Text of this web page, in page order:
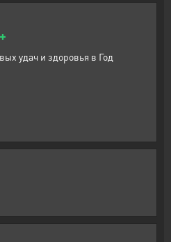
+
удач и здоровья в Год